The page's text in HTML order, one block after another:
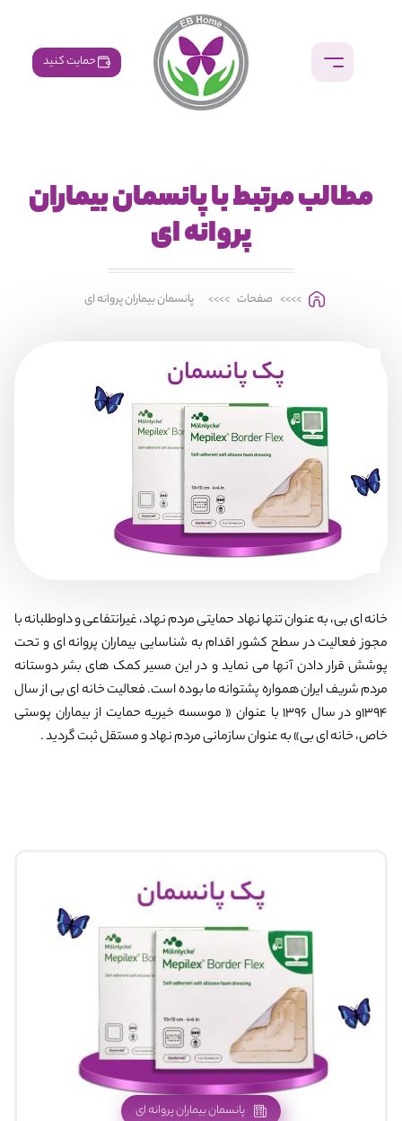
حمایت کنید
مطالب مرتبط با پانسمان بیماران
پروانه ای
>>>> صفحات >>>> پانسمان بیماران پروانه ای
خانه ای بی، به عنوان تنها نهاد حمایتی مردم نهاد، غیرانتفاعی و داوطلبانه با
مجوز فعالیت در سطح کشور اقدام به شناسایی بیماران پروانه ای و تحت
پوشش قرار دادن آنها می نماید و در این مسیر کمک های بشر دوستانه
مردم شریف ایران همواره پشتوانه ما بوده است. فعالیت خانه ای بی از سال
1394و در سال 1396 با عنوان « موسسه خیریه حمایت از بیماران پوستی
خاص، خانه ای بی» به عنوان سازمانی مردم نهاد و مستقل ثبت گردید .
پانسمان بیماران پروانه ای